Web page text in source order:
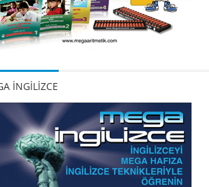
İNGİLİZCE